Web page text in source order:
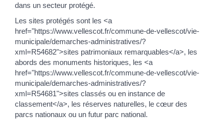
dans un secteur protégé.
Les sites protégés sont les <a
href="https://www.vellescot.fr/commune-de-vellescot/vie-
municipale/demarches-administratives/?
xml=R54682">sites patrimoniaux remarquables</a>, les
abords des monuments historiques, les <a
href="https://www.vellescot.fr/commune-de-vellescot/vie-
municipale/demarches-administratives/?
xml=R54681">sites classés ou en instance de
classement</a>, les réserves naturelles, le cœur des
parcs nationaux ou un futur parc national.